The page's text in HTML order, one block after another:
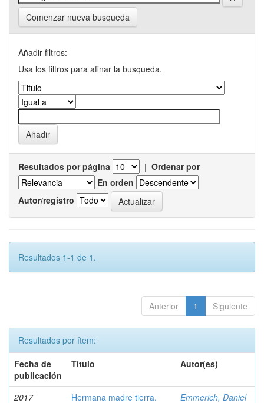
Comenzar nueva busqueda
Añadir filtros:
Usa los filtros para afinar la busqueda.
Resultados por página | Ordenar por
En orden
Autor/registro
Resultados 1-1 de 1.
Anterior 1 Siguiente
Resultados por ítem:
Fecha de
publicación
Título Autor(es)
2017
Hermana madre tierra.
Emmerich, Daniel